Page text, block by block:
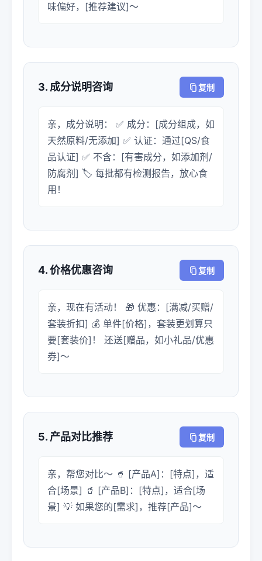
味偏好，[推荐建议]～
3. 成分说明咨询 复制
亲，成分说明： ✅ 成分：[成分组成，如
天然原料/无添加] ✅ 认证：通过[QS/食
品认证] ✅ 不含：[有害成分，如添加剂/
防腐剂] 🏷️ 每批都有检测报告，放心食
用！
4. 价格优惠咨询 复制
亲，现在有活动！ 🎁 优惠：[满减/买赠/
套装折扣] 💰 单件[价格]，套装更划算只
要[套装价]！ 还送[赠品，如小礼品/优惠
券]～
5. 产品对比推荐 复制
亲，帮您对比～ 🥤 [产品A]：[特点]，适
合[场景] 🥤 [产品B]：[特点]，适合[场
景] 💡 如果您的[需求]，推荐[产品]～